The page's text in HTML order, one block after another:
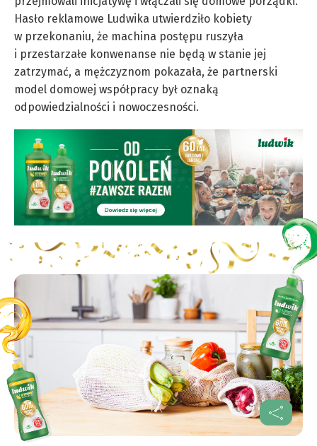
Hasło reklamowe Ludwika utwierdziło kobiety
w przekonaniu, że machina postępu ruszyła
i przestarzałe konwenanse nie będą w stanie jej
zatrzymać, a mężczyznom pokazała, że partnerski
model domowej współpracy był oznaką
odpowiedzialności i nowoczesności.